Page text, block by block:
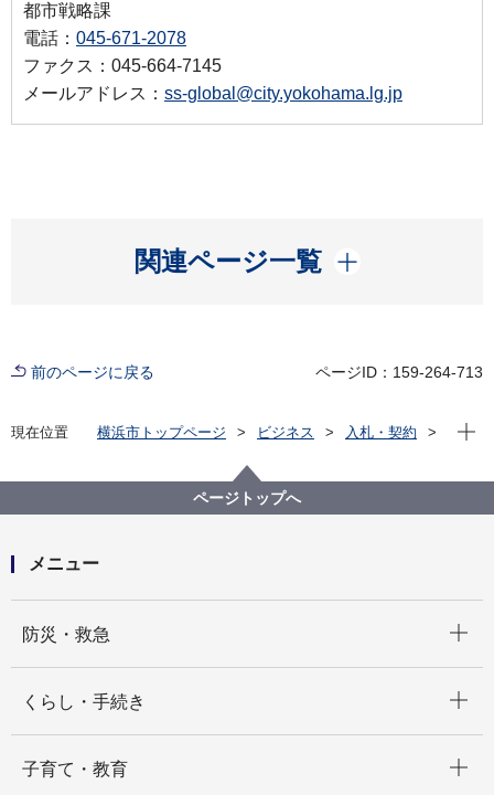
都市戦略課
電話： 045-671-2078
ファクス：045-664-7145
メールアドレス： ss-global@city.yokohama.lg.jp
関連ページ一覧
開く
前のページに戻る ページID：159-264-713
現在位置 横浜市トップページ ビジネス
入札・契約
【公募型プロポーザル】令和５年度シティネット事業
におけるSDGs推進業務委託
現在
ページトップへ
メニュー
防災・救急
くらし・手続き
子育て・教育